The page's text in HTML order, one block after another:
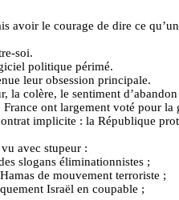
avoir le courage de dire ce
soi.
politique périmé.
leur obsession principale.
la colère, le sentiment
France ont largement voté pour
implicite : la République
avec stupeur :
slogans éliminationnistes ;
de mouvement terroriste ;
Israël en coupable ;